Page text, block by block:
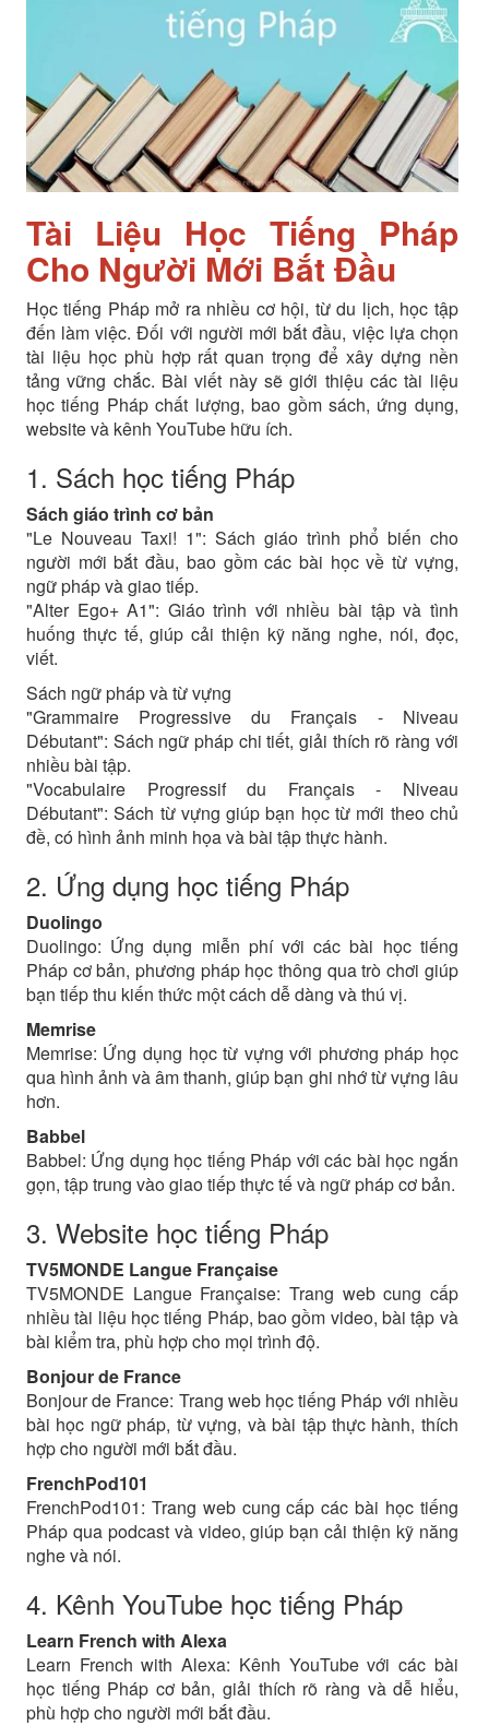
Tài Liệu Học Tiếng Pháp
Cho Người Mới Bắt Đầu
Học tiếng Pháp mở ra nhiều cơ hội, từ du lịch, học tập
đến làm việc. Đối với người mới bắt đầu, việc lựa chọn
tài liệu học phù hợp rất quan trọng để xây dựng nền
tảng vững chắc. Bài viết này sẽ giới thiệu các tài liệu
học tiếng Pháp chất lượng, bao gồm sách, ứng dụng,
website và kênh YouTube hữu ích.
1. Sách học tiếng Pháp
Sách giáo trình cơ bản
"Le Nouveau Taxi! 1": Sách giáo trình phổ biến cho
người mới bắt đầu, bao gồm các bài học về từ vựng,
ngữ pháp và giao tiếp.
"Alter Ego+ A1": Giáo trình với nhiều bài tập và tình
huống thực tế, giúp cải thiện kỹ năng nghe, nói, đọc,
viết.
Sách ngữ pháp và từ vựng
"Grammaire Progressive du Français - Niveau
Débutant": Sách ngữ pháp chi tiết, giải thích rõ ràng với
nhiều bài tập.
"Vocabulaire Progressif du Français - Niveau
Débutant": Sách từ vựng giúp bạn học từ mới theo chủ
đề, có hình ảnh minh họa và bài tập thực hành.
2. Ứng dụng học tiếng Pháp
Duolingo
Duolingo: Ứng dụng miễn phí với các bài học tiếng
Pháp cơ bản, phương pháp học thông qua trò chơi giúp
bạn tiếp thu kiến thức một cách dễ dàng và thú vị.
Memrise
Memrise: Ứng dụng học từ vựng với phương pháp học
qua hình ảnh và âm thanh, giúp bạn ghi nhớ từ vựng lâu
hơn.
Babbel
Babbel: Ứng dụng học tiếng Pháp với các bài học ngắn
gọn, tập trung vào giao tiếp thực tế và ngữ pháp cơ bản.
3. Website học tiếng Pháp
TV5MONDE Langue Française
TV5MONDE Langue Française: Trang web cung cấp
nhiều tài liệu học tiếng Pháp, bao gồm video, bài tập và
bài kiểm tra, phù hợp cho mọi trình độ.
Bonjour de France
Bonjour de France: Trang web học tiếng Pháp với nhiều
bài học ngữ pháp, từ vựng, và bài tập thực hành, thích
hợp cho người mới bắt đầu.
FrenchPod101
FrenchPod101: Trang web cung cấp các bài học tiếng
Pháp qua podcast và video, giúp bạn cải thiện kỹ năng
nghe và nói.
4. Kênh YouTube học tiếng Pháp
Learn French with Alexa
Learn French with Alexa: Kênh YouTube với các bài
học tiếng Pháp cơ bản, giải thích rõ ràng và dễ hiểu,
phù hợp cho người mới bắt đầu.